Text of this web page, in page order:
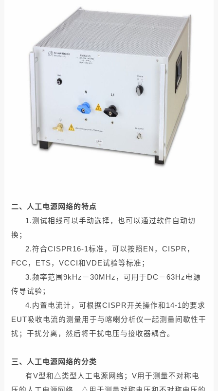
二、人工电源网络的特点
1.测试相线可以手动选择，也可以通过软件自动切
换；
2.符合CISPR16-1标准，可以按照EN，CISPR，
FCC，ETS，VCCI和VDE试验等标准；
3.频率范围9kHz－30MHz，可用于DC－63Hz电源
传导试验；
4.内置电流计，可根据CISPR开关操作和14-1的要求
EUT吸收电流的测量用于与喀喇分析仪一起测量间歇性干
扰；干扰分离，然后将干扰电压与接收器耦合。
三、人工电源网络的分类
有V型和△类型人工电源网络；V用于测量不对称电